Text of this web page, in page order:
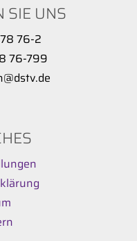
SIE UNS
76-2
76-799